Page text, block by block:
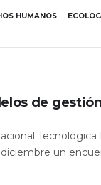
HUMANOS
de
un